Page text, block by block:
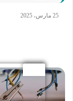
25 مارس، 2025